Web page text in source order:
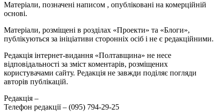
Матеріали, позначені написом , опубліковані на комерційній
основі.
Матеріали, розміщені в розділах «Проекти» та «Блоги»,
публікуються за ініціативи сторонніх осіб і не є редакційними.
Редакція інтернет-видання «Полтавщина» не несе
відповідальності за зміст коментарів, розміщених
користувачами сайту. Редакція не завжди поділяє погляди
авторів публікацій.
Редакція –
Телефон редакції – (095) 794-29-25